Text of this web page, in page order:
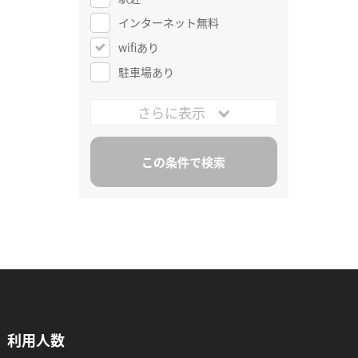
インターネット無料
wifiあり
駐車場あり
さらに表示
利用人数